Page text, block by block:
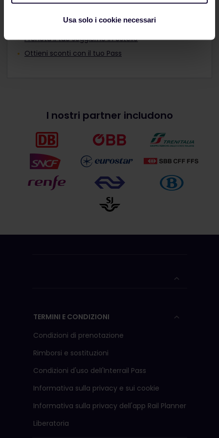
Usa solo i cookie necessari
Scopri di più sulla prenotazione
Prenota il tuo soggiorno in ostello
Ottieni sconti con il tuo Pass
I nostri partner includono
TERMINI E CONDIZIONI
Condizioni di prenotazione
Rimborsi e sostituzioni
Condizioni d'uso delI'Interrail Pass
Informativa sulla privacy e sui cookie
Informativa sulla privacy dell'app Rail Planner
Liberatoria